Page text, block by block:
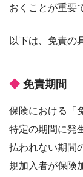
おくことが重要
以下は、免責の
免責期間
保険における「
特定の期間に発
払われない期間
規加入者が保険